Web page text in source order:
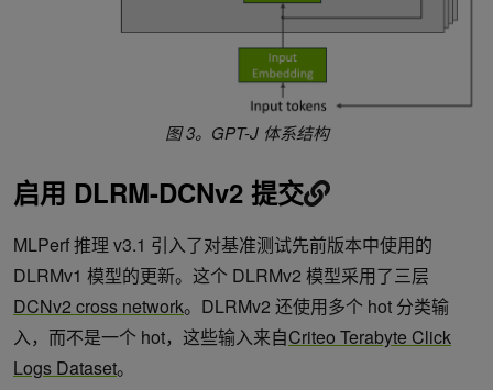
图 3。GPT-J 体系结构
启用 DLRM-DCNv2 提交
MLPerf 推理 v3.1 引入了对基准测试先前版本中使用的
DLRMv1 模型的更新。这个 DLRMv2 模型采用了三层
DCNv2 cross network。DLRMv2 还使用多个 hot 分类输
入，而不是一个 hot，这些输入来自Criteo Terabyte Click
Logs Dataset。